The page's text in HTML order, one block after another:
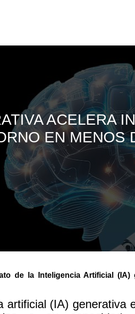
ACELERA
EN MENOS
de la Inteligencia Artificial
artificial (IA)